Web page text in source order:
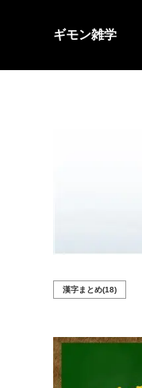
ギモン雑学
漢字まとめ(18)